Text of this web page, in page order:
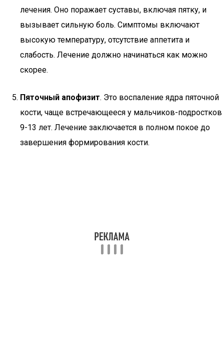
лечения. Оно поражает суставы, включая пятку, и
вызывает сильную боль. Симптомы включают
высокую температуру, отсутствие аппетита и
слабость. Лечение должно начинаться как можно
скорее.
Пяточный апофизит. Это воспаление ядра пяточной
кости, чаще встречающееся у мальчиков-подростков
9-13 лет. Лечение заключается в полном покое до
завершения формирования кости.